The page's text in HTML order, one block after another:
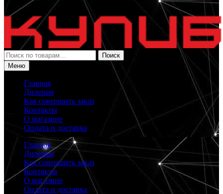
Искать:
Поиск
Меню
Главная
Дилерам
Как совершить заказ
Контакты
О магазине
Оплата и доставка
Главная
Дилерам
Как совершить заказ
Контакты
О магазине
Оплата и доставка